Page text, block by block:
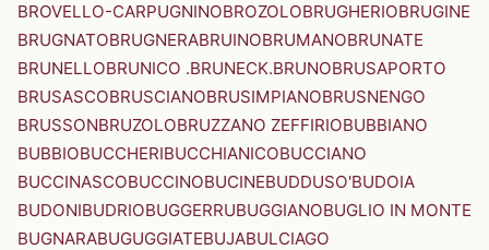
BROVELLO-CARPUGNINOBROZOLOBRUGHERIOBRUGINE
BRUGNATOBRUGNERABRUINOBRUMANOBRUNATE
BRUNELLOBRUNICO .BRUNECK.BRUNOBRUSAPORTO
BRUSASCOBRUSCIANOBRUSIMPIANOBRUSNENGO
BRUSSONBRUZOLOBRUZZANO ZEFFIRIOBUBBIANO
BUBBIOBUCCHERIBUCCHIANICOBUCCIANO
BUCCINASCOBUCCINOBUCINEBUDDUSO'BUDOIA
BUDONIBUDRIOBUGGERRUBUGGIANOBUGLIO IN MONTE
BUGNARABUGUGGIATEBUJABULCIAGO